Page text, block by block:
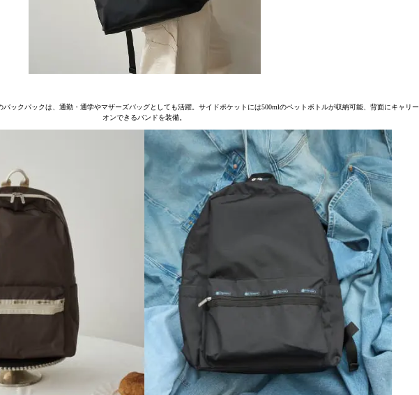
ックパックは、通勤・通学やマザーズバッグとしても活躍。サイドポケットには500mlのペットボトルが収納可能、背面にキャリー
オンできるバンドを装備。